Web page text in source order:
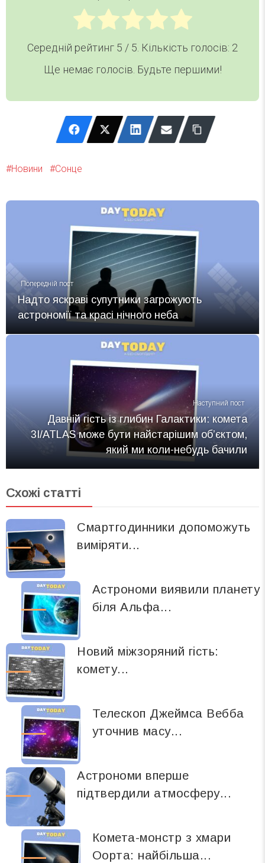
Середній рейтинг 5 / 5. Кількість голосів: 2
Ще немає голосів. Будьте першими!
Новини Сонце
Попередній пост
Надто яскраві супутники загрожують
астрономії та красі нічного неба
Наступний пост
Давній гість із глибин Галактики: комета
3I/ATLAS може бути найстарішим об’єктом,
який ми коли-небудь бачили
Схожі статті
Смартгодинники допоможуть
виміряти...
Астрономи виявили планету
біля Альфа...
Новий міжзоряний гість:
комету...
Телескоп Джеймса Вебба
уточнив масу...
Астрономи вперше
підтвердили атмосферу...
Комета-монстр з хмари
Оорта: найбільша...